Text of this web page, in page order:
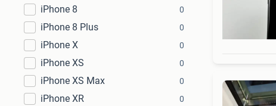
iPhone 8 0
iPhone 8 Plus 0
iPhone X 0
iPhone XS 0
iPhone XS Max 0
iPhone XR 0